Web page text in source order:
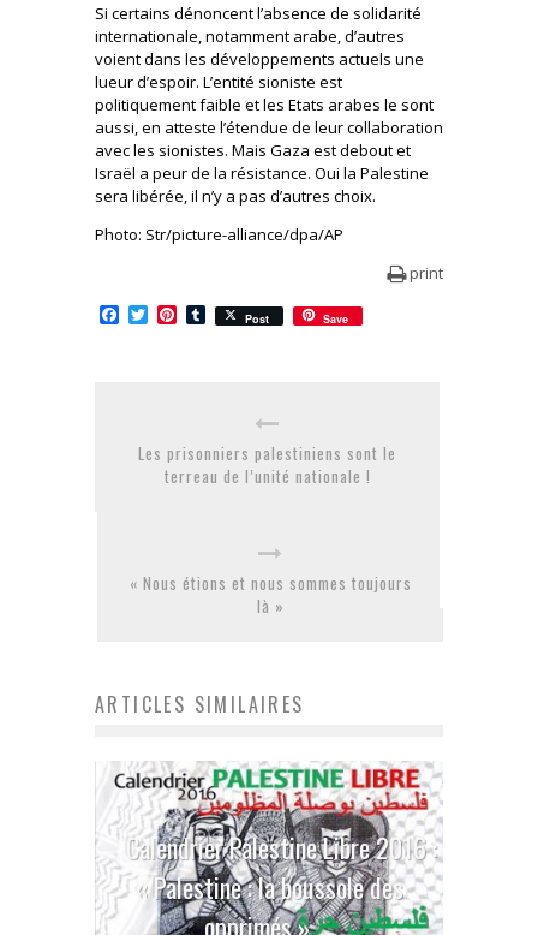
Si certains dénoncent l’absence de solidarité
internationale, notamment arabe, d’autres
voient dans les développements actuels une
lueur d’espoir. L’entité sioniste est
politiquement faible et les Etats arabes le sont
aussi, en atteste l’étendue de leur collaboration
avec les sionistes. Mais Gaza est debout et
Israël a peur de la résistance. Oui la Palestine
sera libérée, il n’y a pas d’autres choix.
Photo: Str/picture-alliance/dpa/AP
print
Facebook
TwitterPinterest
Tumblr
Post Save
Les prisonniers palestiniens sont le
terreau de l’unité nationale !
« Nous étions et nous sommes toujours
là »
ARTICLES SIMILAIRES
Calendrier Palestine Libre 2016 :
« Palestine : la boussole des
opprimés »